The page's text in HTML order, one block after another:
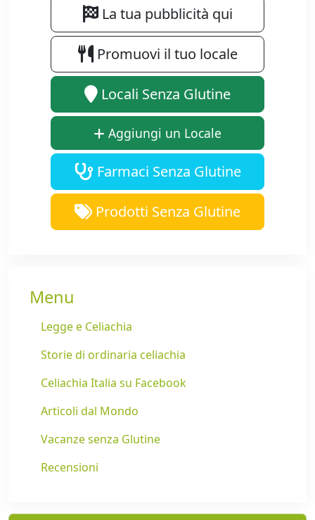
La tua pubblicità qui
Promuovi il tuo locale
Locali Senza Glutine
Aggiungi un Locale
Farmaci Senza Glutine
Prodotti Senza Glutine
Menu
Legge e Celiachia
Storie di ordinaria celiachia
Celiachia Italia su Facebook
Articoli dal Mondo
Vacanze senza Glutine
Recensioni